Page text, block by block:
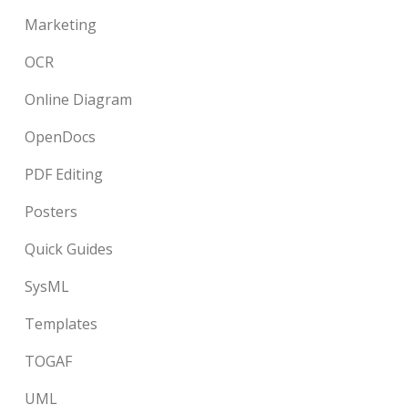
Marketing
OCR
Online Diagram
OpenDocs
PDF Editing
Posters
Quick Guides
SysML
Templates
TOGAF
UML